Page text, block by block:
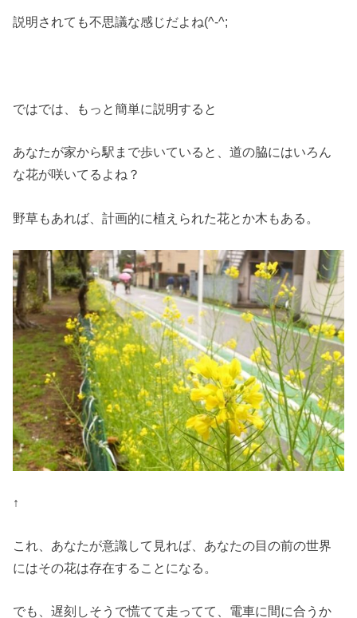
説明されても不思議な感じだよね(^-^;
ではでは、もっと簡単に説明すると
あなたが家から駅まで歩いていると、道の脇にはいろん
な花が咲いてるよね？
野草もあれば、計画的に植えられた花とか木もある。
↑
これ、あなたが意識して見れば、あなたの目の前の世界
にはその花は存在することになる。
でも、遅刻しそうで慌てて走ってて、電車に間に合うか